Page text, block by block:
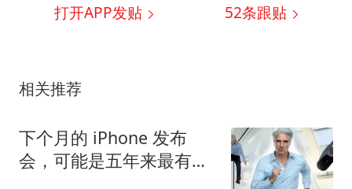
打开APP发贴 52条跟贴
相关推荐
下个月的 iPhone 发布
会，可能是五年来最有